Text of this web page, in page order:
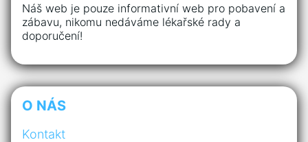
Náš web je pouze informativní web pro pobavení a
zábavu, nikomu nedáváme lékařské rady a
doporučení!
O NÁS
Kontakt